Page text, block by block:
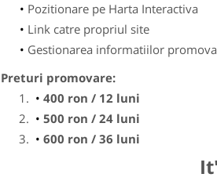
Pozitionare pe Harta Interactiva
Link catre propriul site
Gestionarea informatiilor
Preturi promovare:
400 ron / 12 luni
500 ron / 24 luni
600 ron / 36 luni